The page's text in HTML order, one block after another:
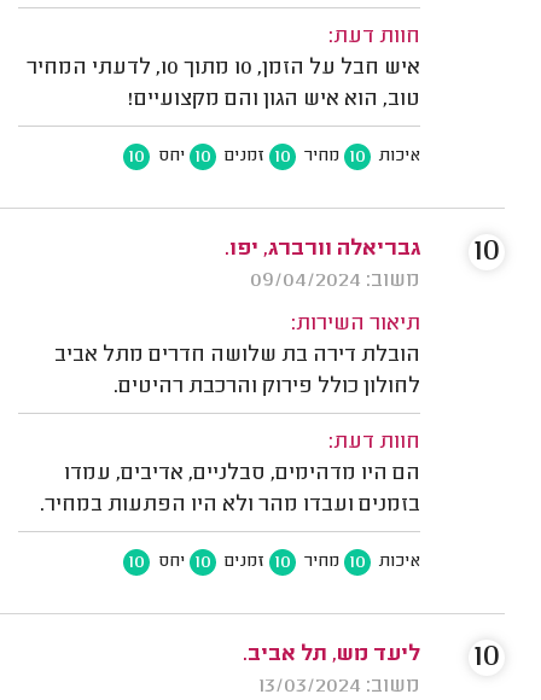
חוות דעת:
איש חבל על הזמן, 10 מתוך 10, לדעתי המחיר
טוב, הוא איש הגון והם מקצועיים!
איכות 10 מחיר 10 זמנים 10 יחס 10
גבריאלה וורברג, יפו.
משוב: 09/04/2024
תיאור השירות:
הובלת דירה בת שלושה חדרים מתל אביב
לחולון כולל פירוק והרכבת רהיטים.
חוות דעת:
הם היו מדהימים, סבלניים, אדיבים, עמדו
בזמנים ועבדו מהר ולא היו הפתעות במחיר.
איכות 10 מחיר 10 זמנים 10 יחס 10
10
ליעד מש, תל אביב.
משוב: 13/03/2024
10